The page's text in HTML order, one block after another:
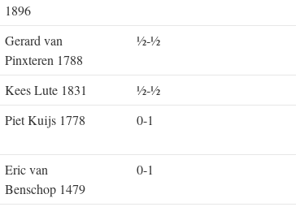
1896
Gerard van
Pinxteren 1788
½-½
Kees Lute 1831
½-½
Piet Kuijs 1778 0-1
Eric van
Benschop 1479
0-1